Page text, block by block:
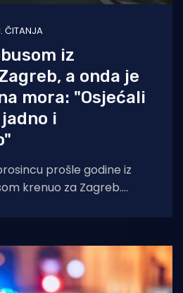
ČITANJA
iz
a onda je
mora: "Osjećali
i
prošle godine iz
krenuo za Zagreb.